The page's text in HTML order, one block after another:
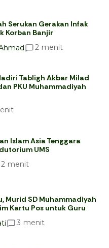
Serukan Gerakan Infak
Korban Banjir
2 menit
Tabligh Akbar Milad
PKU Muhammadiyah
Islam Asia Tenggara
UMS
2 menit
Murid SD Muhammadiyah
Kartu Pos untuk Guru
3 menit